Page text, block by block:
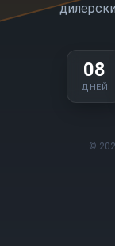
08
ДНЕЙ
©